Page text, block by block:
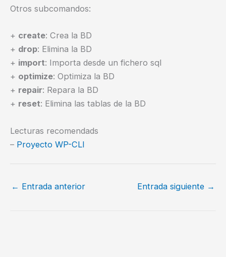
Otros subcomandos:
+ create: Crea la BD
+ drop: Elimina la BD
+ import: Importa desde un fichero sql
+ optimize: Optimiza la BD
+ repair: Repara la BD
+ reset: Elimina las tablas de la BD
Lecturas recomendads
– Proyecto WP-CLI
← Entrada anterior Entrada siguiente →